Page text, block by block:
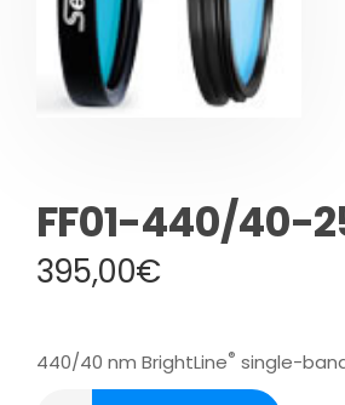
FF01-440/40-
395,00€
440/40 nm BrightLine® single-